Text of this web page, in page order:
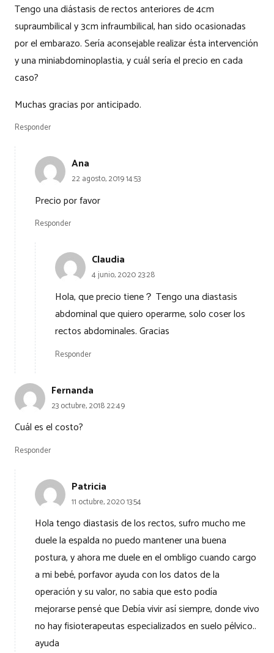
Tengo una diástasis de rectos anteriores de 4cm
supraumbilical y 3cm infraumbilical, han sido ocasionadas
por el embarazo. Sería aconsejable realizar ésta intervención
y una miniabdominoplastia, y cuál sería el precio en cada
caso?
Muchas gracias por anticipado.
Responder
Ana
22 agosto, 2019 14:53
Precio por favor
Responder
Claudia
4 junio, 2020 23:28
Hola, que precio tiene？ Tengo una diastasis
abdominal que quiero operarme, solo coser los
rectos abdominales. Gracias
Responder
Fernanda
23 octubre, 2018 22:49
Cuál es el costo?
Responder
Patricia
11 octubre, 2020 13:54
Hola tengo diastasis de los rectos, sufro mucho me
duele la espalda no puedo mantener una buena
postura, y ahora me duele en el ombligo cuando cargo
a mi bebé, porfavor ayuda con los datos de la
operación y su valor, no sabia que esto podía
mejorarse pensé que Debía vivir así siempre, donde vivo
no hay fisioterapeutas especializados en suelo pélvico..
ayuda